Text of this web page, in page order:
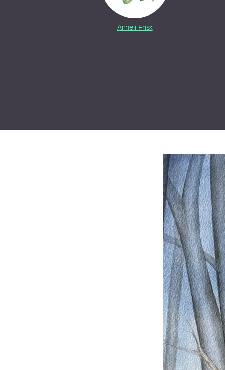
Anneli Frisk